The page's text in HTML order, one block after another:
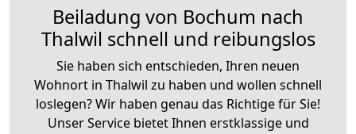
Beiladung von Bochum nach
Thalwil schnell und reibungslos
Sie haben sich entschieden, Ihren neuen
Wohnort in Thalwil zu haben und wollen schnell
loslegen? Wir haben genau das Richtige für Sie!
Unser Service bietet Ihnen erstklassige und